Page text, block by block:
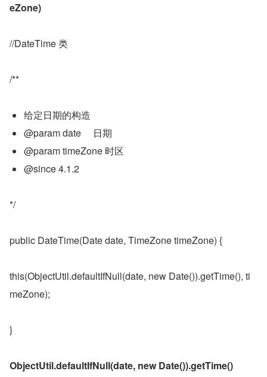
eZone)
//DateTime 类
/**
给定日期的构造
@param date     日期
@param timeZone 时区
@since 4.1.2
*/
public DateTime(Date date, TimeZone timeZone) {
this(ObjectUtil.defaultIfNull(date, new Date()).getTime(), ti
meZone);
}
ObjectUtil.defaultIfNull(date, new Date()).getTime()